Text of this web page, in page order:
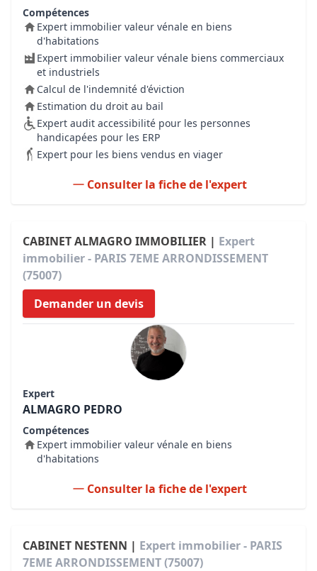
Compétences
Expert immobilier valeur vénale en biens
d'habitations
Expert immobilier valeur vénale biens commerciaux
et industriels
Calcul de l'indemnité d'éviction
Estimation du droit au bail
Expert audit accessibilité pour les personnes
handicapées pour les ERP
Expert pour les biens vendus en viager
Consulter la fiche de l'expert
CABINET ALMAGRO IMMOBILIER | Expert
immobilier - PARIS 7EME ARRONDISSEMENT
(75007)
Demander un devis
Expert
ALMAGRO PEDRO
Compétences
Expert immobilier valeur vénale en biens
d'habitations
Consulter la fiche de l'expert
CABINET NESTENN | Expert immobilier - PARIS
7EME ARRONDISSEMENT (75007)